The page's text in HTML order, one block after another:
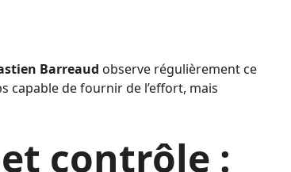
Barreaud observe régulièrement ce
capable de fournir de l’effort, mais
contrôle :